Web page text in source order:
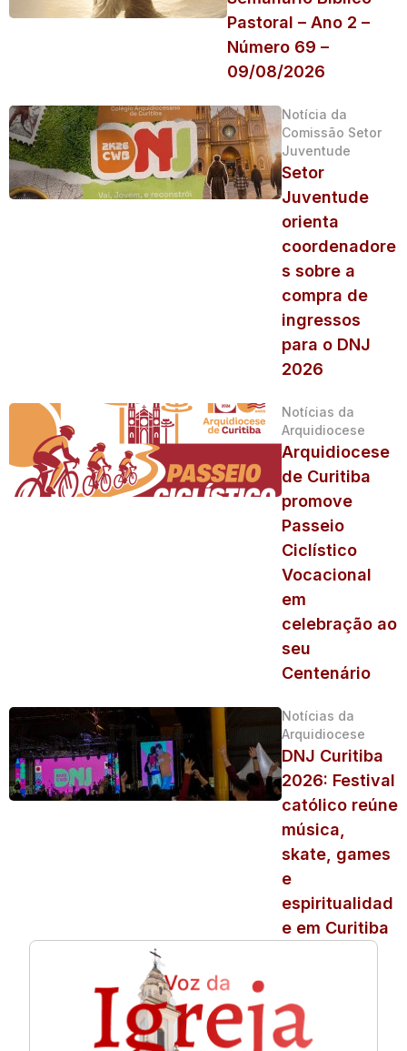
Pastoral – Ano 2 –
Número 69 –
09/08/2026
Notícia da
Comissão Setor
Juventude
Setor
Juventude
orienta
coordenadore
s sobre a
compra de
ingressos
para o DNJ
2026
Notícias da
Arquidiocese
Arquidiocese
de Curitiba
promove
Passeio
Ciclístico
Vocacional
em
celebração ao
seu
Centenário
Notícias da
Arquidiocese
DNJ Curitiba
2026: Festival
católico reúne
música,
skate, games
e
espiritualidad
e em Curitiba